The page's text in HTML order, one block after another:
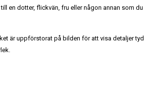
en dotter, flickvän, fru eller någon annan som
är uppförstorat på bilden för att visa detaljer